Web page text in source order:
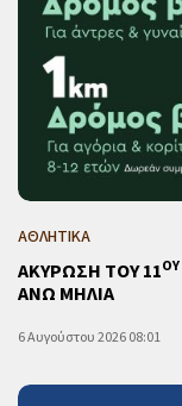
ΑΘΛΗΤΙΚΑ
ΑΚΥΡΩΣΗ ΤΟΥ 11ΟΥ
ΑΝΩ ΜΗΛΙΑ
6 Αυγούστου 2026 08:01